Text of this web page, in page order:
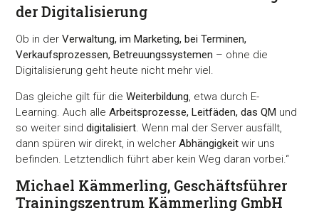
der Digitalisierung
Ob in derVerwaltung, im Marketing, bei Terminen,
Verkaufsprozessen, Betreuungssystemen – ohne die
Digitalisierung geht heute nicht mehr viel.
Das gleiche gilt für dieWeiterbildung, etwa durch E-
Learning. Auch alleArbeitsprozesse, Leitfäden, das QM und
so weiter sinddigitalisiert. Wenn mal der Server ausfällt,
dann spüren wir direkt, in welcherAbhängigkeit wir uns
befinden. Letztendlich führt aber kein Weg daran vorbei.“
Michael Kämmerling, Geschäftsführer
Trainingszentrum Kämmerling GmbH